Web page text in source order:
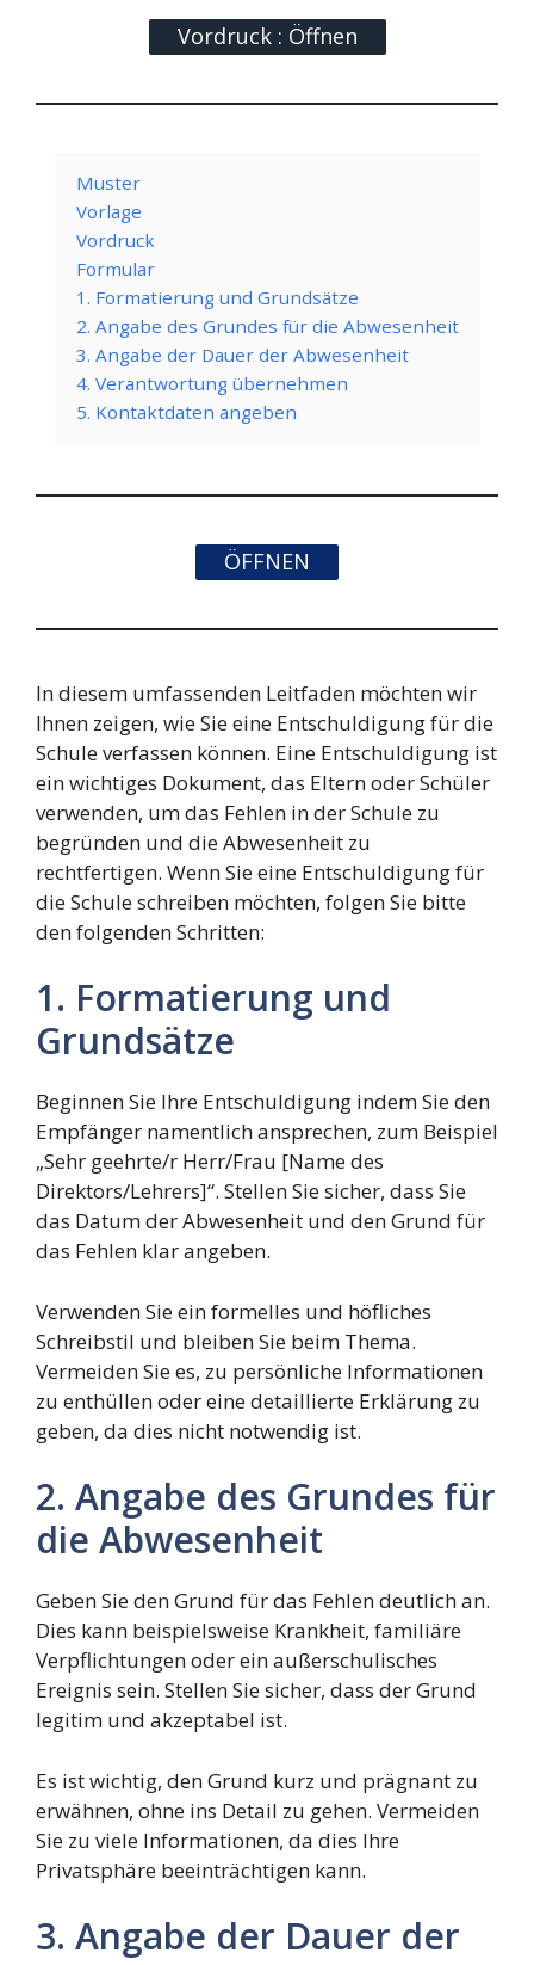
Vordruck : Öffnen
Muster
Vorlage
Vordruck
Formular
1. Formatierung und Grundsätze
2. Angabe des Grundes für die Abwesenheit
3. Angabe der Dauer der Abwesenheit
4. Verantwortung übernehmen
5. Kontaktdaten angeben
ÖFFNEN
In diesem umfassenden Leitfaden möchten wir
Ihnen zeigen, wie Sie eine Entschuldigung für die
Schule verfassen können. Eine Entschuldigung ist
ein wichtiges Dokument, das Eltern oder Schüler
verwenden, um das Fehlen in der Schule zu
begründen und die Abwesenheit zu
rechtfertigen. Wenn Sie eine Entschuldigung für
die Schule schreiben möchten, folgen Sie bitte
den folgenden Schritten:
1. Formatierung und
Grundsätze
Beginnen Sie Ihre Entschuldigung indem Sie den
Empfänger namentlich ansprechen, zum Beispiel
„Sehr geehrte/r Herr/Frau [Name des
Direktors/Lehrers]“. Stellen Sie sicher, dass Sie
das Datum der Abwesenheit und den Grund für
das Fehlen klar angeben.
Verwenden Sie ein formelles und höfliches
Schreibstil und bleiben Sie beim Thema.
Vermeiden Sie es, zu persönliche Informationen
zu enthüllen oder eine detaillierte Erklärung zu
geben, da dies nicht notwendig ist.
2. Angabe des Grundes für
die Abwesenheit
Geben Sie den Grund für das Fehlen deutlich an.
Dies kann beispielsweise Krankheit, familiäre
Verpflichtungen oder ein außerschulisches
Ereignis sein. Stellen Sie sicher, dass der Grund
legitim und akzeptabel ist.
Es ist wichtig, den Grund kurz und prägnant zu
erwähnen, ohne ins Detail zu gehen. Vermeiden
Sie zu viele Informationen, da dies Ihre
Privatsphäre beeinträchtigen kann.
3. Angabe der Dauer der